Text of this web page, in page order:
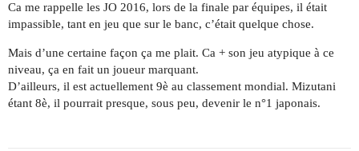
Ca me rappelle les JO 2016, lors de la finale par équipes, il était
impassible, tant en jeu que sur le banc, c’était quelque chose.
Mais d’une certaine façon ça me plait. Ca + son jeu atypique à ce
niveau, ça en fait un joueur marquant.
D’ailleurs, il est actuellement 9è au classement mondial. Mizutani
étant 8è, il pourrait presque, sous peu, devenir le n°1 japonais.